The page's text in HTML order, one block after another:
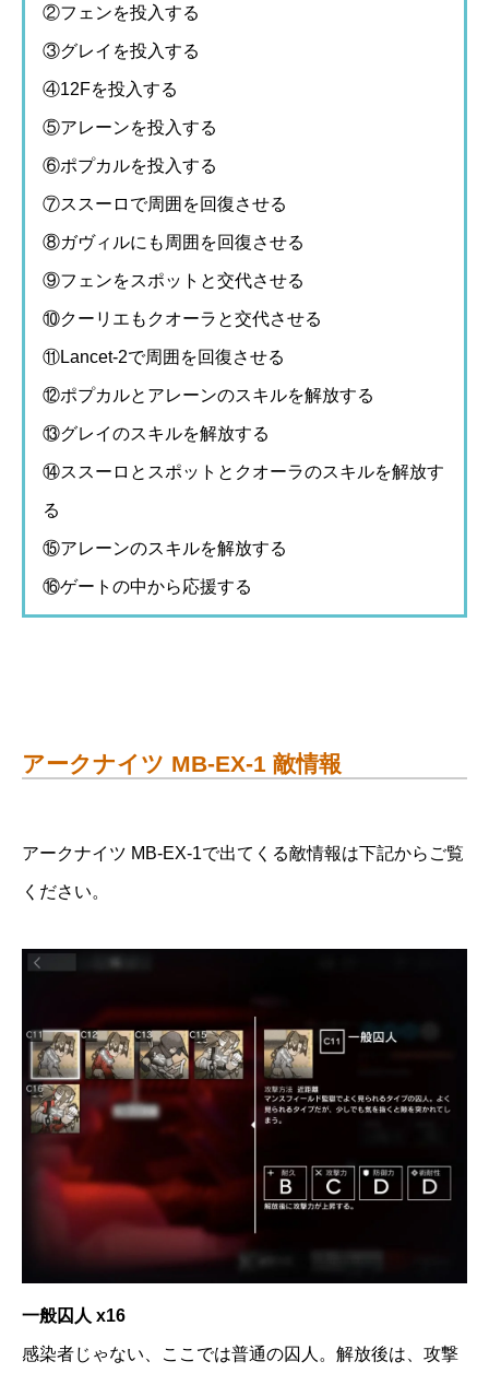
②フェンを投入する
③グレイを投入する
④12Fを投入する
⑤アレーンを投入する
⑥ポプカルを投入する
⑦ススーロで周囲を回復させる
⑧ガヴィルにも周囲を回復させる
⑨フェンをスポットと交代させる
⑩クーリエもクオーラと交代させる
⑪Lancet-2で周囲を回復させる
⑫ポプカルとアレーンのスキルを解放する
⑬グレイのスキルを解放する
⑭ススーロとスポットとクオーラのスキルを解放す
る
⑮アレーンのスキルを解放する
⑯ゲートの中から応援する
アークナイツ MB-EX-1 敵情報
アークナイツ MB-EX-1で出てくる敵情報は下記からご覧
ください。
一般囚人 x16
感染者じゃない、ここでは普通の囚人。解放後は、攻撃